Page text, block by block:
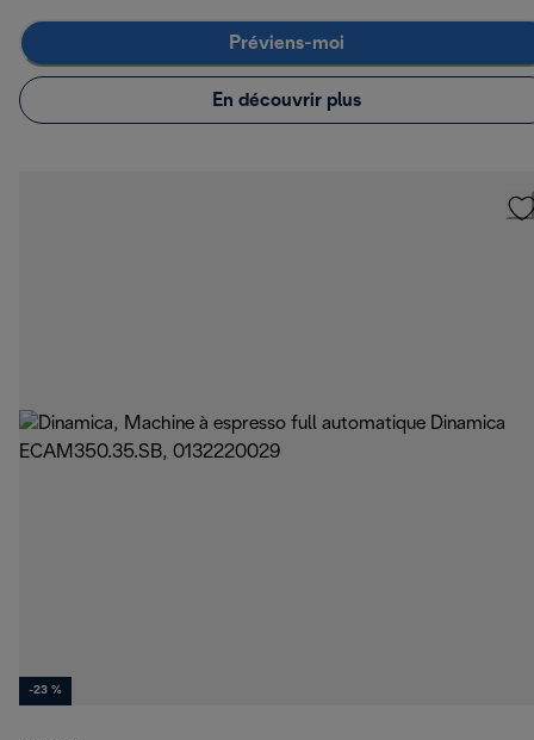
Préviens-moi
En découvrir plus
-23 %